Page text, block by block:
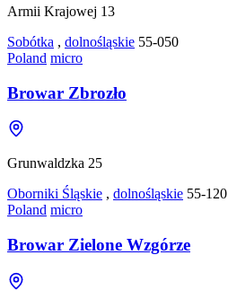
Armii Krajowej 13
Sobótka , dolnośląskie 55-050
Poland micro
Browar Zbrozło
Grunwaldzka 25
Oborniki Śląskie , dolnośląskie 55-120
Poland micro
Browar Zielone Wzgórze